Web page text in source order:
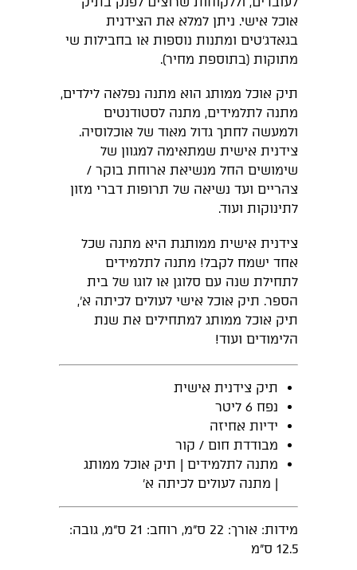
אוכל אישי. ניתן למלא את הצידנית
בגאדג'טים ומתנות נוספות או בחבילות שי
מתוקות (בתוספת מחיר).
תיק אוכל ממותג הוא מתנה נפלאה לילדים,
מתנה לתלמידים, מתנה לסטודנטים
ולמעשה לחתך גדול מאוד של אוכלוסיה.
צידנית אישית שמתאימה למגוון של
שימושים החל מנשיאת ארוחת בוקר /
צהריים ועד נשיאה של תרופות דברי מזון
לתינוקות ועוד.
צידנית אישית ממותגת היא מתנה שכל
אחד ישמח לקבל! מתנה לתלמידים
לתחילת שנה עם סלוגן או לוגו של בית
הספר. תיק אוכל אישי לעולים לכיתה א',
תיק אוכל ממותג למתחילים את שנת
הלימודים ועוד!
תיק צידנית אישית
נפח 6 ליטר
ידיות אחיזה
מבודדת חום / קור
מתנה לתלמידים | תיק אוכל ממותג
| מתנה לעולים לכיתה א'
מידות: אורך: 22 ס"מ, רוחב: 21 ס"מ, גובה:
12.5 ס"מ